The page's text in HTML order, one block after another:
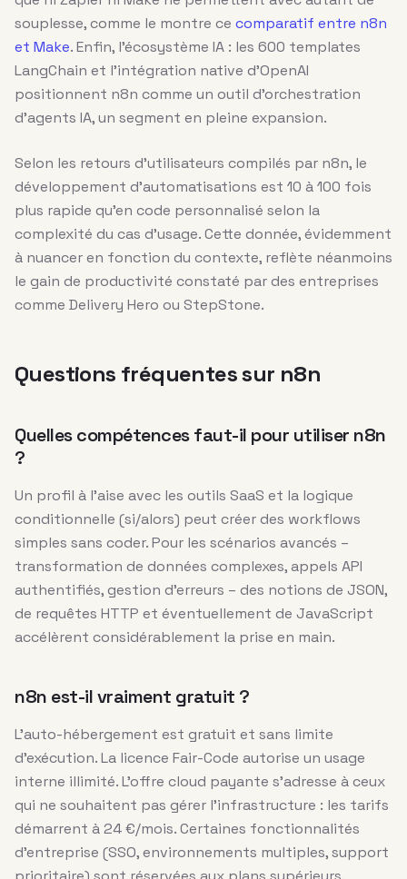
souplesse, comme le montre ce comparatif entre n8n
et Make. Enfin, l’écosystème IA : les 600 templates
LangChain et l’intégration native d’OpenAI
positionnent n8n comme un outil d’orchestration
d’agents IA, un segment en pleine expansion.
Selon les retours d’utilisateurs compilés par n8n, le
développement d’automatisations est 10 à 100 fois
plus rapide qu’en code personnalisé selon la
complexité du cas d’usage. Cette donnée, évidemment
à nuancer en fonction du contexte, reflète néanmoins
le gain de productivité constaté par des entreprises
comme Delivery Hero ou StepStone.
Questions fréquentes sur n8n
Quelles compétences faut-il pour utiliser n8n
?
Un profil à l’aise avec les outils SaaS et la logique
conditionnelle (si/alors) peut créer des workflows
simples sans coder. Pour les scénarios avancés –
transformation de données complexes, appels API
authentifiés, gestion d’erreurs – des notions de JSON,
de requêtes HTTP et éventuellement de JavaScript
accélèrent considérablement la prise en main.
n8n est-il vraiment gratuit ?
L’auto-hébergement est gratuit et sans limite
d’exécution. La licence Fair-Code autorise un usage
interne illimité. L’offre cloud payante s’adresse à ceux
qui ne souhaitent pas gérer l’infrastructure : les tarifs
démarrent à 24 €/mois. Certaines fonctionnalités
d’entreprise (SSO, environnements multiples, support